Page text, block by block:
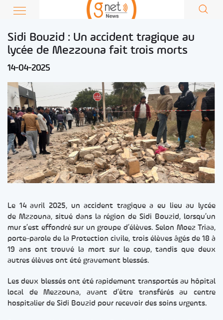
Sidi Bouzid : Un accident tragique au
lycée de Mezzouna fait trois morts
14-04-2025
Le 14 avril 2025, un accident tragique a eu lieu au lycée
de Mzzouna, situé dans la région de Sidi Bouzid, lorsqu’un
mur s’est effondré sur un groupe d’élèves. Selon Moez Triaa,
porte-parole de la Protection civile, trois élèves âgés de 18 à
19 ans ont trouvé la mort sur le coup, tandis que deux
autres élèves ont été gravement blessés.
Les deux blessés ont été rapidement transportés au hôpital
local de Mezzouna, avant d’être transférés au centre
hospitalier de Sidi Bouzid pour recevoir des soins urgents.